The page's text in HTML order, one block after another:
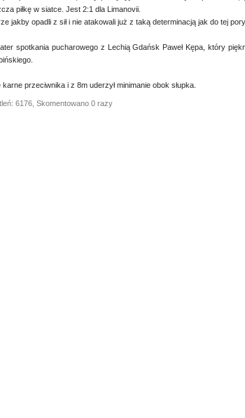
piłkę w siatce. Jest 2:1 dla Limanovii.
jakby opadli z sił i nie atakowali już z taką determinacją jak do tej pory.
spotkania pucharowego z Lechią Gdańsk Paweł Kępa, który
karne przeciwnika i z 8m uderzył minimanie obok słupka.
6176, Skomentowano 0 razy